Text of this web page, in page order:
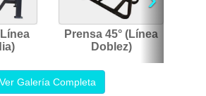
Prensa 45° (Línea
Doblez)
Ver Galería Completa